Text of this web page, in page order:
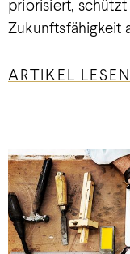
priorisiert,
Zukunftsfähigkeit
ARTIKEL LESEN